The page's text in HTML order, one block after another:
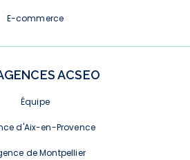
E-commerce
ACSEO
Équipe
d'Aix-en-Provence
de Montpellier